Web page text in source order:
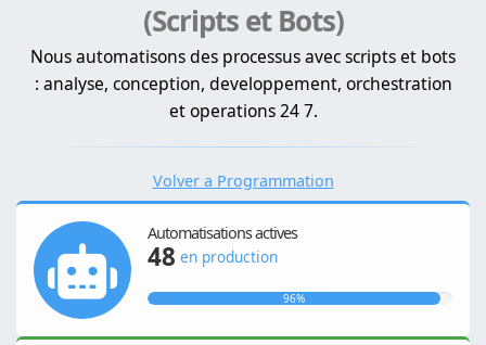
(Scripts et Bots)
Nous automatisons des processus avec scripts et bots
: analyse, conception, developpement, orchestration
et operations 24 7.
Volver a Programmation
Automatisations actives
48 en production
96%